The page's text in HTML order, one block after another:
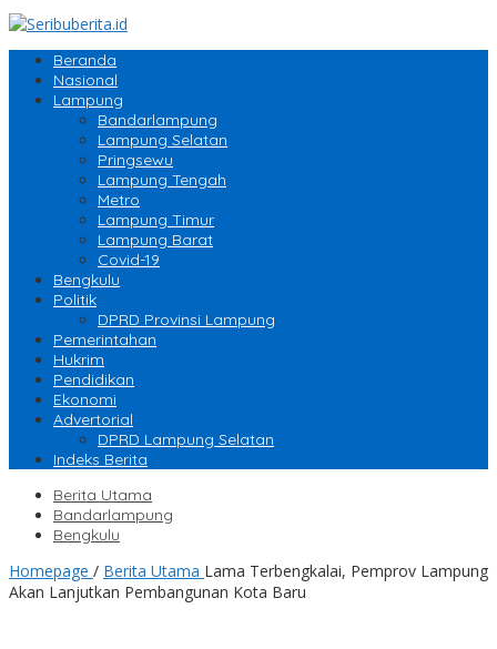
Beranda
Nasional
Lampung
Bandarlampung
Lampung Selatan
Pringsewu
Lampung Tengah
Metro
Lampung Timur
Lampung Barat
Covid-19
Bengkulu
Politik
DPRD Provinsi Lampung
Pemerintahan
Hukrim
Pendidikan
Ekonomi
Advertorial
DPRD Lampung Selatan
Indeks Berita
Berita Utama
Bandarlampung
Bengkulu
Homepage / Berita Utama Lama Terbengkalai, Pemprov Lampung
Akan Lanjutkan Pembangunan Kota Baru